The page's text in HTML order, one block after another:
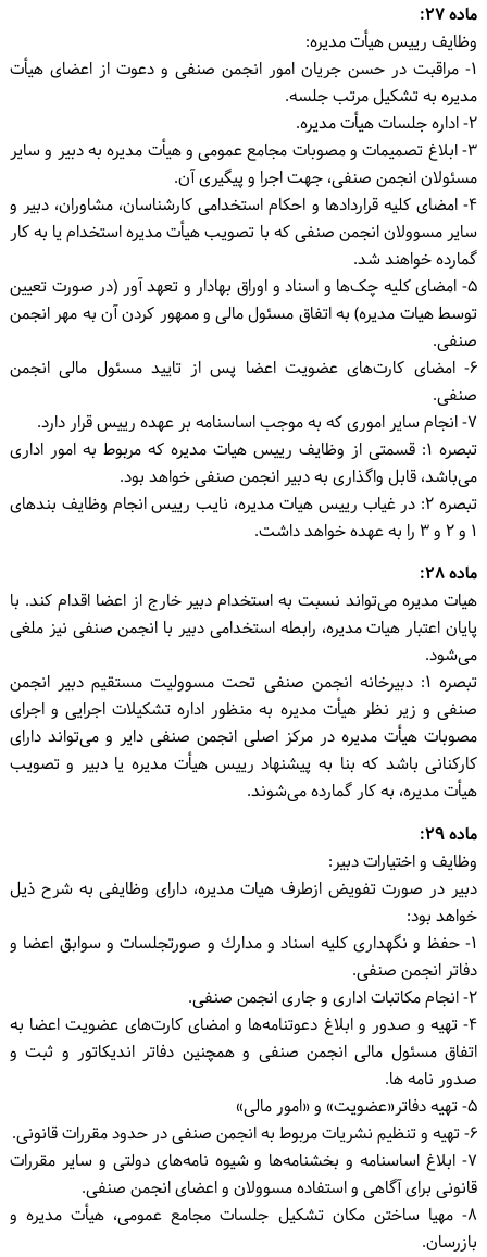
ماده ۲۷:
وظایف رییس هیأت مدیره:
۱- مراقبت در حسن جریان امور انجمن صنفی و دعوت از اعضای هیأت
مدیره به تشکیل مرتب جلسه.
۲- اداره جلسات هیأت مدیره.
۳- ابلاغ تصمیمات و مصوبات مجامع عمومی و هیأت مدیره به دبیر و سایر
مسئولان انجمن صنفی، جهت اجرا و پیگیری آن.
۴- امضای کلیه قراردادها و احکام استخدامی کارشناسان، مشاوران، دبیر و
سایر مسوولان انجمن صنفی که با تصویب هیأت مدیره استخدام یا به کار
گمارده خواهند شد.
۵- امضای کلیه چک‌ها و اسناد و اوراق بهادار و تعهد آور (در صورت تعیین
توسط هیات مدیره) به اتفاق مسئول مالی و ممهور کردن آن به مهر انجمن
صنفی.
۶- امضای کارت‌های عضویت اعضا پس از تایید مسئول مالی انجمن
صنفی.
۷- انجام سایر اموری که به موجب اساسنامه بر عهده رییس قرار دارد.
تبصره ۱: قسمتی از وظایف رییس هیات مدیره که مربوط به امور اداری
می‌باشد، قابل واگذاری به دبیر انجمن صنفی خواهد بود.
تبصره ۲: در غیاب رییس هیات مدیره، نایب رییس انجام وظایف بندهای
۱ و ۲ و ۳ را به عهده خواهد داشت.
ماده ۲۸:
هیات مدیره می‌تواند نسبت به استخدام دبیر خارج از اعضا اقدام کند. با
پایان اعتبار هیات مدیره، رابطه استخدامی دبیر با انجمن صنفی نیز ملغی
می‌شود.
تبصره ۱: دبیرخانه انجمن صنفی تحت مسوولیت مستقیم دبیر انجمن
صنفی و زیر نظر هیأت مدیره به منظور اداره تشکیلات اجرایی و اجرای
مصوبات هیأت مدیره در مرکز اصلی انجمن صنفی دایر و می‌تواند دارای
کارکنانی باشد که بنا به پیشنهاد رییس هیأت مدیره یا دبیر و تصویب
هیأت مدیره، به کار گمارده می‌شوند.
ماده ۲۹:
وظایف و اختیارات دبیر:
دبیر در صورت تفویض ازطرف هیات مدیره، دارای وظایفی به شرح ذیل
خواهد بود:
۱- حفظ و نگهداری کلیه اسناد و مدارك و صورتجلسات و سوابق اعضا و
دفاتر انجمن صنفی.
۲- انجام مکاتبات اداری و جاری انجمن صنفی.
۴- تهیه و صدور و ابلاغ دعوتنامه‌ها و امضای کارت‌های عضویت اعضا به
اتفاق مسئول مالی انجمن صنفی و همچنین دفاتر اندیکاتور و ثبت و
صدور نامه ها.
۵- تهیه دفاتر«عضویت» و «امور مالی»
۶- تهیه و تنظیم نشریات مربوط به انجمن صنفی در حدود مقررات قانونی.
۷- ابلاغ اساسنامه و بخشنامه‌ها و شیوه نامه‌های دولتی و سایر مقررات
قانونی برای آگاهی و استفاده مسوولان و اعضای انجمن صنفی.
۸- مهیا ساختن مکان تشکیل جلسات مجامع عمومی، هیأت مدیره و
بازرسان.